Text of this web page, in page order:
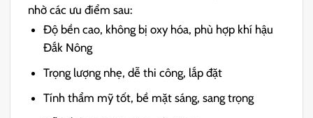
nhờ các ưu điểm sau:
Độ bền cao, không bị oxy hóa, phù hợp khí hậu
Đắk Nông
Trọng lượng nhẹ, dễ thi công, lắp đặt
Tính thẩm mỹ tốt, bề mặt sáng, sang trọng